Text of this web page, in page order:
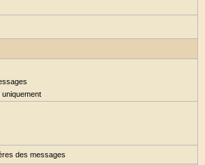
des messages